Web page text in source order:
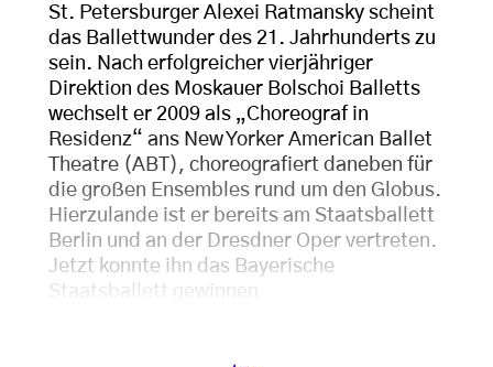
St. Petersburger Alexei Ratmansky scheint
das Ballettwunder des 21. Jahrhunderts zu
sein. Nach erfolgreicher vierjähriger
Direktion des Moskauer Bolschoi Balletts
wechselt er 2009 als „Choreograf in
Residenz“ ans New Yorker American Ballet
Theatre (ABT), choreografiert daneben für
die großen Ensembles rund um den Globus.
Hierzulande ist er bereits am Staatsballett
Berlin und an der Dresdner Oper vertreten.
Jetzt konnte ihn das Bayerische
Staatsballett gewinnen